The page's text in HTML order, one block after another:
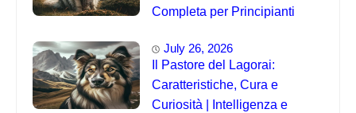
Completa per Principianti
July 26, 2026
Il Pastore del Lagorai:
Caratteristiche, Cura e
Curiosità | Intelligenza e